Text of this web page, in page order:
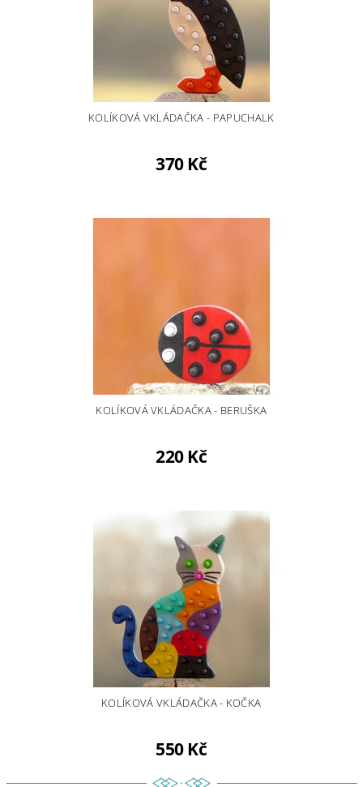
KOLÍKOVÁ VKLÁDAČKA - PAPUCHALK
370 Kč
KOLÍKOVÁ VKLÁDAČKA - BERUŠKA
220 Kč
KOLÍKOVÁ VKLÁDAČKA - KOČKA
550 Kč